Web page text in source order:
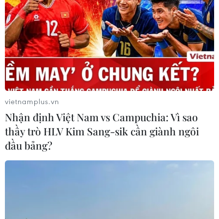
tạo không gian mạng an toàn, nhân
văn
06/08/2026 02:49
Thủ tướng Lê Minh Hưng
phát động hưởng ứng ngày An ninh
06/08/2026 02:39
Thủ tướng: Bảo đảm an ninh mạng
phải gắn kết giữa bảo vệ hệ thống và
vietnamplus.vn
Nhận định Việt Nam vs Campuchia: Vì sao
thầy trò HLV Kim Sang-sik cần giành ngôi
đầu bảng?